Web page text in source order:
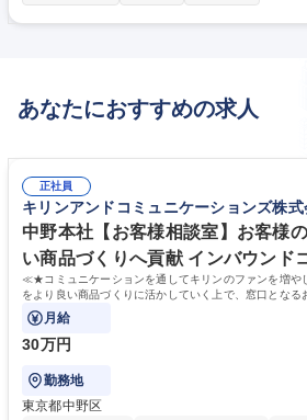
車を使い、大型車でなく、普通免許で運転で
業＜業界・業種未経験可/残業ほぼ無/面接基本1
あなたにおすすめの求人
正社員
キリンアンドコミュニケーションズ株式
中野本社【お客様相談室】お客様
い商品づくりへ貢献 インバウンド
≪★コミュニケーションを通してキリンのファンを増
をより良い商品づくりに活かしていく上で、窓口となる
月給
30万円
勤務地
東京都中野区